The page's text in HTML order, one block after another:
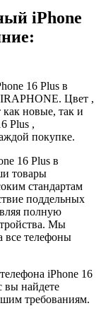
iPhone
16 Plus в
Цвет ,
новые, так и
Plus ,
покупке.
16 Plus в
товары
стандартам
поддельных
полную
Мы
все телефоны
iPhone 16
вы найдете
требованиям.